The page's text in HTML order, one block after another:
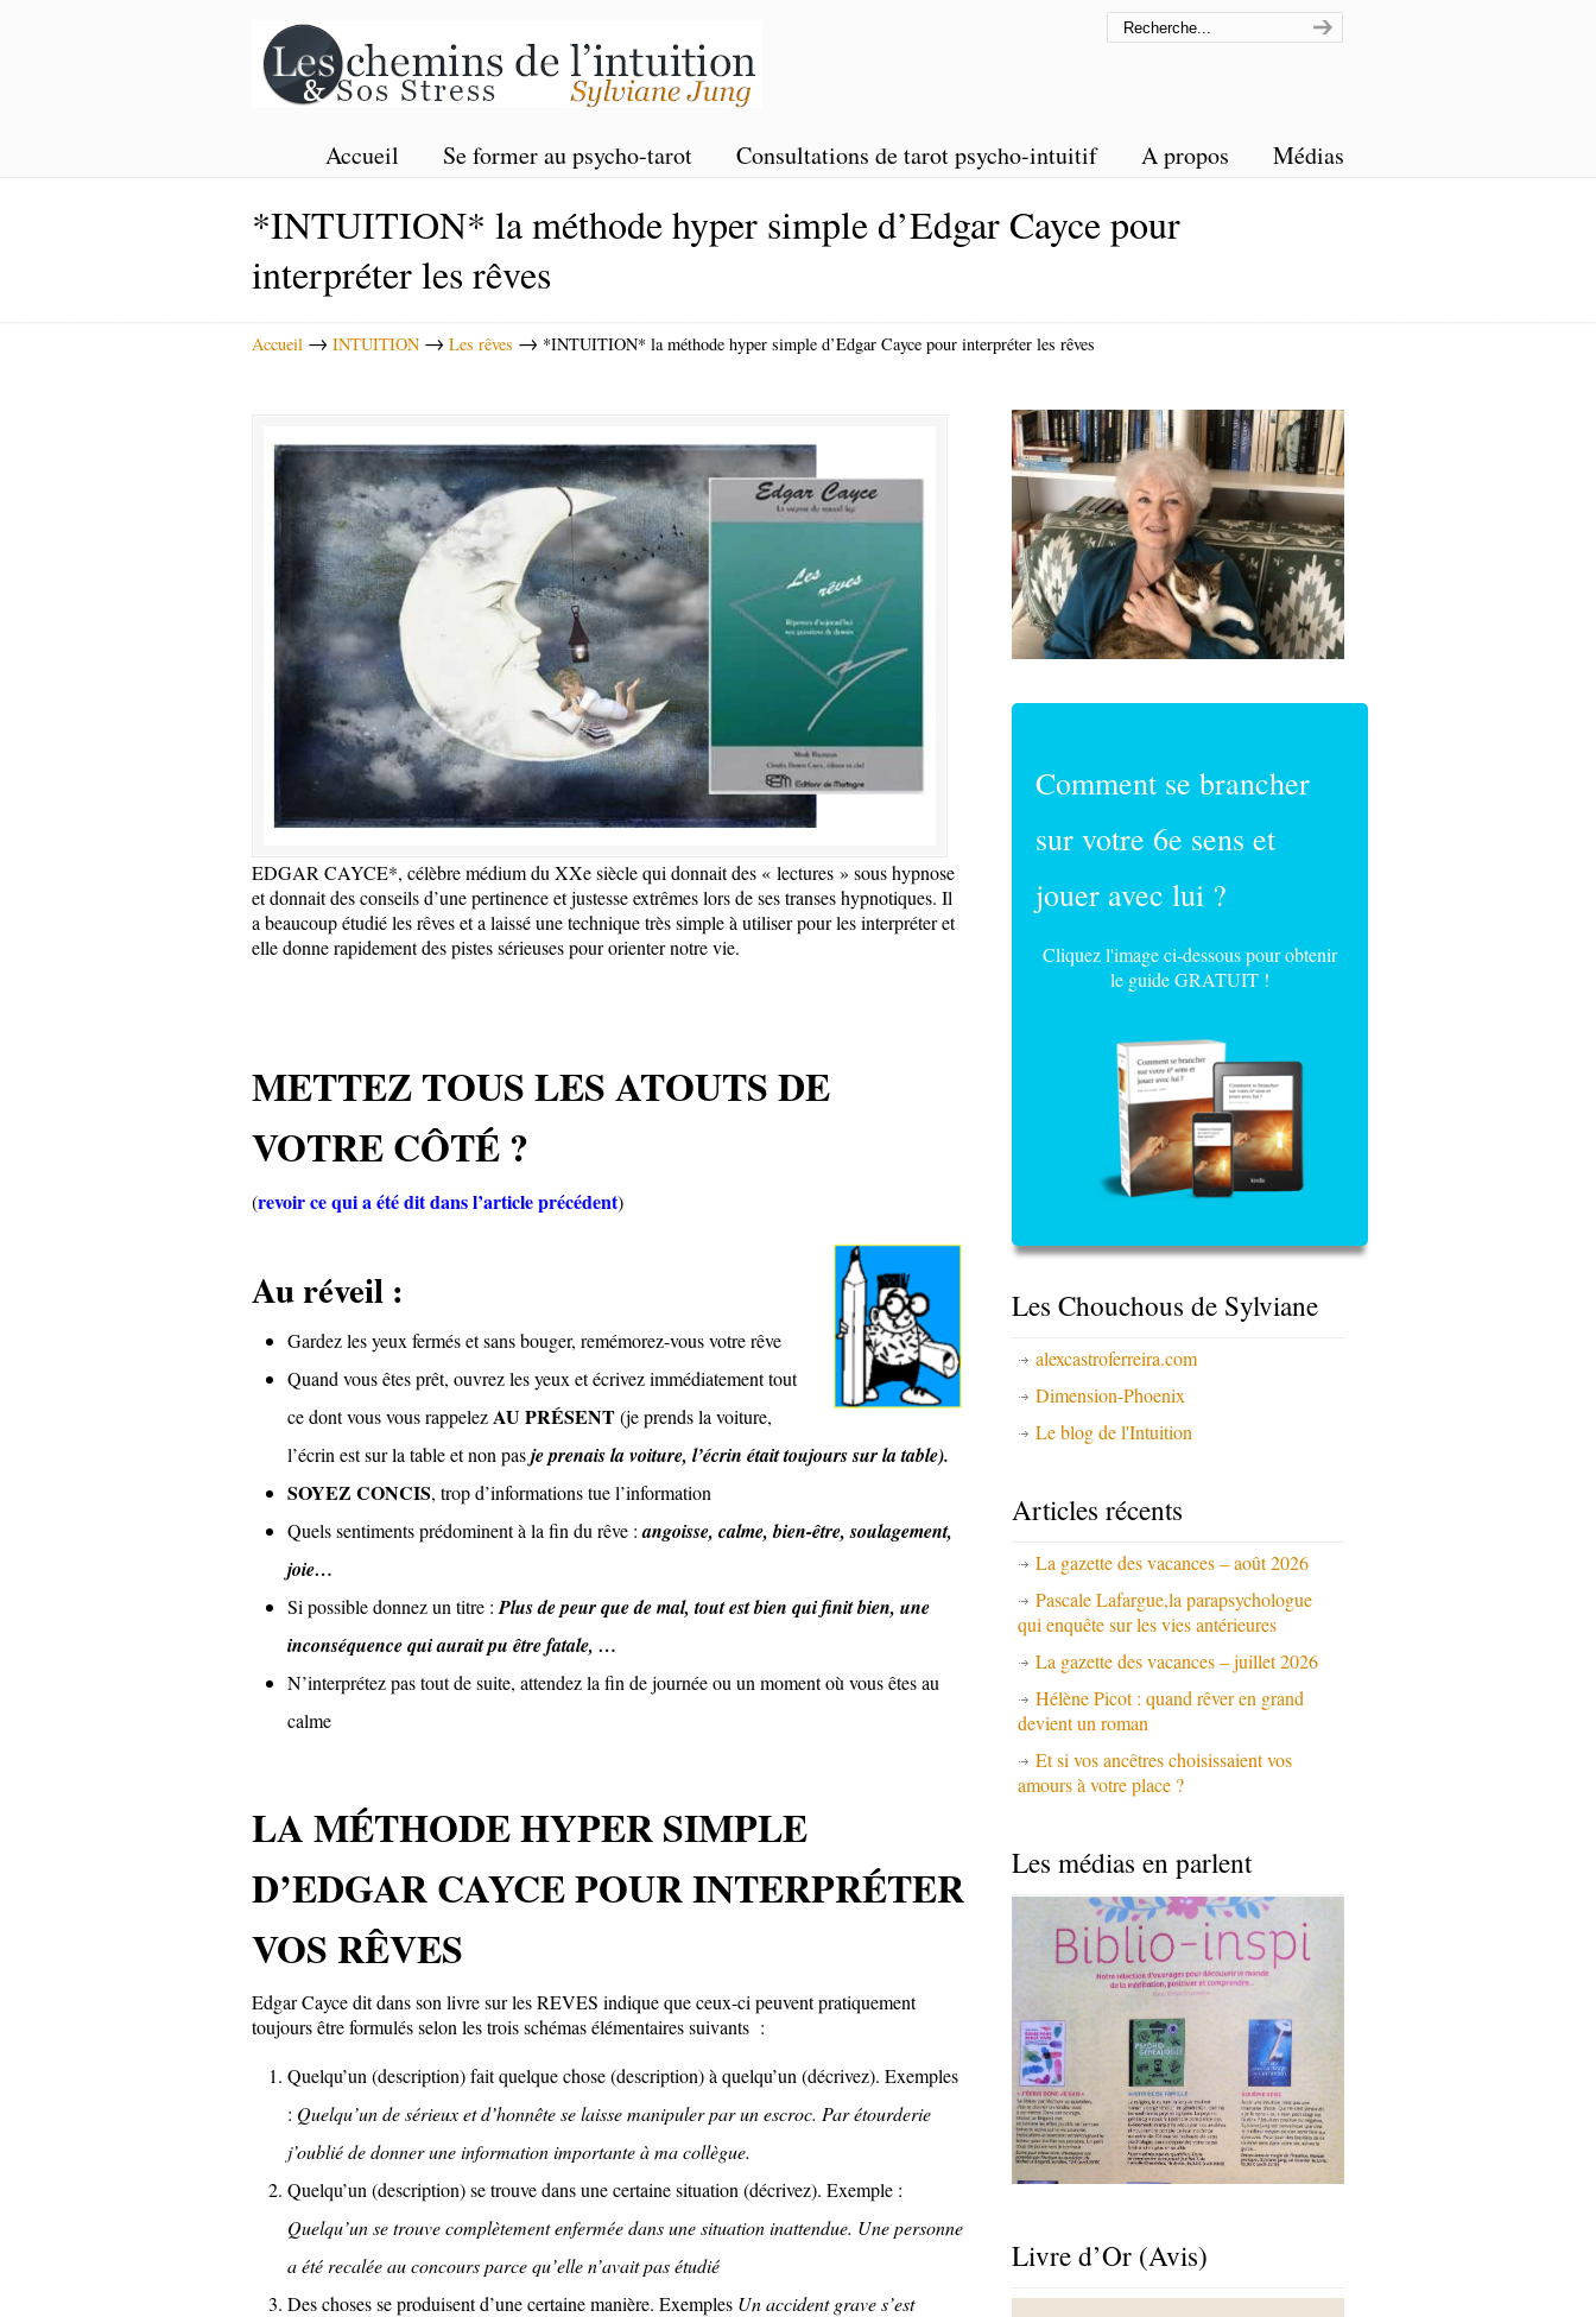
Accueil Se former au psycho-tarot Consultations de tarot psycho-intuitif A propos Médias
*INTUITION* la méthode hyper simple d’Edgar Cayce pour
interpréter les rêves
Accueil → INTUITION → Les rêves → *INTUITION* la méthode hyper simple d’Edgar Cayce pour interpréter les rêves
EDGAR CAYCE*, célèbre médium du XXe siècle qui donnait des « lectures » sous hypnose
et donnait des conseils d’une pertinence et justesse extrêmes lors de ses transes hypnotiques. Il
a beaucoup étudié les rêves et a laissé une technique très simple à utiliser pour les interpréter et
elle donne rapidement des pistes sérieuses pour orienter notre vie.
METTEZ TOUS LES ATOUTS DE
VOTRE CÔTÉ ?
(revoir ce qui a été dit dans l’article précédent)
Au réveil :
Gardez les yeux fermés et sans bouger, remémorez-vous votre rêve
Quand vous êtes prêt, ouvrez les yeux et écrivez immédiatement tout
ce dont vous vous rappelezAU PRÉSENT(je prends la voiture,
l’écrin est sur la table et non pasje prenais la voiture, l’écrin était toujours sur la table).
SOYEZ CONCIS, trop d’informations tue l’information
Quels sentiments prédominent à la fin du rêve :angoisse, calme, bien-être, soulagement,
joie…
Si possible donnez un titre : Plus de peur que de mal, tout est bien qui finit bien, une
inconséquence qui aurait pu être fatale, …
N’interprétez pas tout de suite, attendez la fin de journée ou un moment où vous êtes au
calme
LA MÉTHODE HYPER SIMPLE
D’EDGAR CAYCE POUR INTERPRÉTER
VOS RÊVES
Edgar Cayce dit dans son livre sur les REVES indique que ceux-ci peuvent pratiquement
toujours être formulés selon les trois schémas élémentaires suivants :
Quelqu’un (description) fait quelque chose (description) à quelqu’un (décrivez). Exemples
: Quelqu’un de sérieux et d’honnête se laisse manipuler par un escroc. Par étourderie
j’oublié de donner une information importante à ma collègue.
Quelqu’un (description) se trouve dans une certaine situation (décrivez). Exemple :
Quelqu’un se trouve complètement enfermée dans une situation inattendue. Une personne
a été recalée au concours parce qu’elle n’avait pas étudié
Des choses se produisent d’une certaine manière. Exemples Un accident grave s’est
Comment se brancher
sur votre 6e sens et
jouer avec lui ?
Cliquez l'image ci-dessous pour obtenir
le guide GRATUIT !
Les Chouchous de Sylviane
alexcastroferreira.com
Dimension-Phoenix
Le blog de l'Intuition
Articles récents
La gazette des vacances – août 2026
Pascale Lafargue,la parapsychologue
qui enquête sur les vies antérieures
La gazette des vacances – juillet 2026
Hélène Picot : quand rêver en grand
devient un roman
Et si vos ancêtres choisissaient vos
amours à votre place ?
Les médias en parlent
Livre d’Or (Avis)